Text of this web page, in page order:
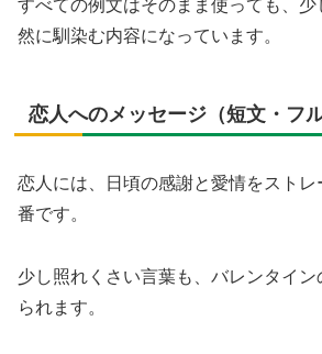
すべての例文はそのまま使っても、少
然に馴染む内容になっています。
恋人へのメッセージ（短文・フ
恋人には、日頃の感謝と愛情をスト
番です。
少し照れくさい言葉も、バレンタイ
られます。